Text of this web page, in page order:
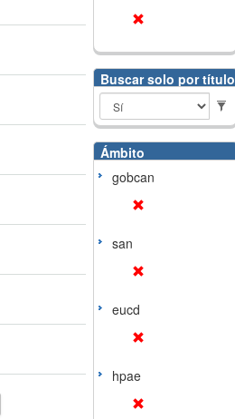
Buscar solo por título
Ámbito
gobcan
san
eucd
hpae